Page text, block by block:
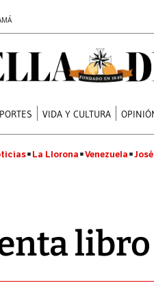
VIDA Y CULTURA
La Llorona Venezuela
libro